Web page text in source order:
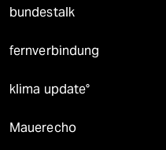
bundestalk
fernverbindung
klima update°
Mauerecho